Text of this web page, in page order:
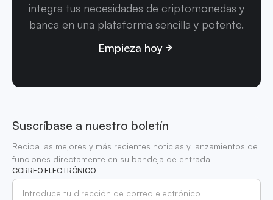
integra tus necesidades de criptomonedas y
banca en una plataforma sencilla y potente.
Empieza hoy
Suscríbase a nuestro boletín
Reciba las mejores y más recientes noticias y lanzamientos de
funciones directamente en su bandeja de entrada
CORREO ELECTRÓNICO